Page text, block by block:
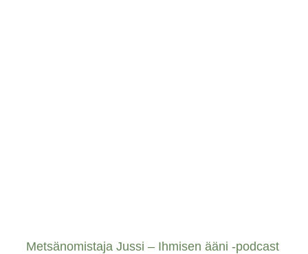
Metsänomistaja Jussi – Ihmisen ääni -podcast